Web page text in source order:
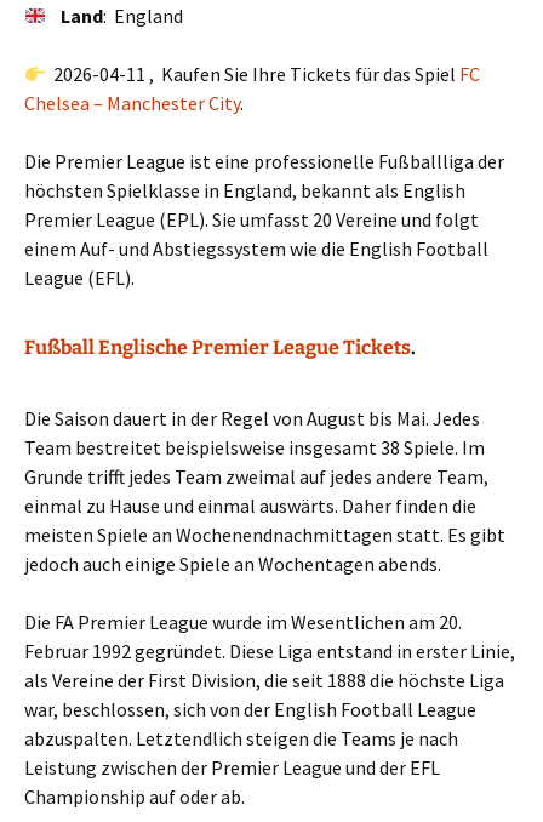
Land: England
2026-04-11 , Kaufen Sie Ihre Tickets für das Spiel FC
Chelsea – Manchester City.
Die Premier League ist eine professionelle Fußballliga der
höchsten Spielklasse in England, bekannt als English
Premier League (EPL). Sie umfasst 20 Vereine und folgt
einem Auf- und Abstiegssystem wie die English Football
League (EFL).
Fußball Englische Premier League Tickets.
Die Saison dauert in der Regel von August bis Mai. Jedes
Team bestreitet beispielsweise insgesamt 38 Spiele. Im
Grunde trifft jedes Team zweimal auf jedes andere Team,
einmal zu Hause und einmal auswärts. Daher finden die
meisten Spiele an Wochenendnachmittagen statt. Es gibt
jedoch auch einige Spiele an Wochentagen abends.
Die FA Premier League wurde im Wesentlichen am 20.
Februar 1992 gegründet. Diese Liga entstand in erster Linie,
als Vereine der First Division, die seit 1888 die höchste Liga
war, beschlossen, sich von der English Football League
abzuspalten. Letztendlich steigen die Teams je nach
Leistung zwischen der Premier League und der EFL
Championship auf oder ab.